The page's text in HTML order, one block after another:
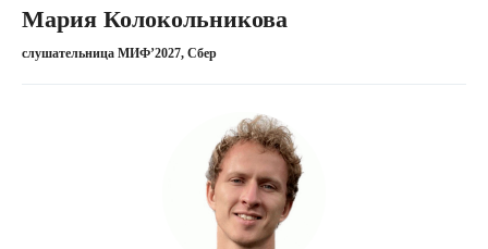
Мария Колокольникова
слушательница МИФ’2027, Сбер
Анализ данных в Python
Финансовый учёт
Корпоративные финансы